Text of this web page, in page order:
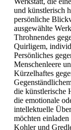
und künstlerisch
persönliche
ausgewählte
Throhnendes
Quirligem,
Persönliches
Menschenleere
Kürzelhaftes
die künstlerische
die emotionale
intellektuelle
möchten einladen
Kohler und